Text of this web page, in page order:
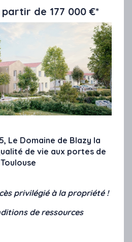
000€
de 177 000 €*
Le Domaine de Blazy la
de vie aux portes de
Toulouse
privilégié à la propriété !
de ressources